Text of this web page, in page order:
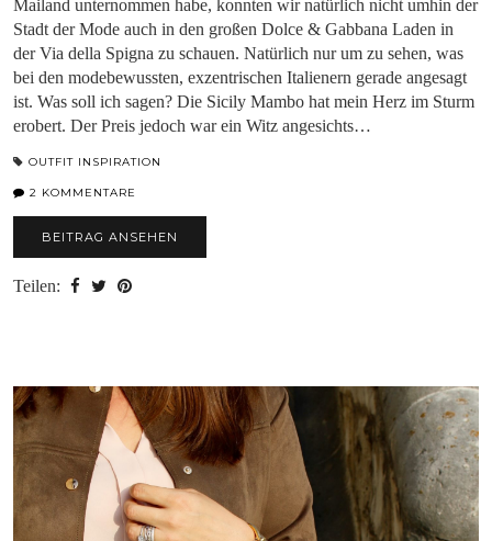
Mailand unternommen habe, konnten wir natürlich nicht umhin der
Stadt der Mode auch in den großen Dolce & Gabbana Laden in
der Via della Spigna zu schauen. Natürlich nur um zu sehen, was
bei den modebewussten, exzentrischen Italienern gerade angesagt
ist. Was soll ich sagen? Die Sicily Mambo hat mein Herz im Sturm
erobert. Der Preis jedoch war ein Witz angesichts…
OUTFIT INSPIRATION
2 KOMMENTARE
BEITRAG ANSEHEN
Teilen: